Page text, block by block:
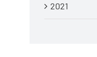
2021